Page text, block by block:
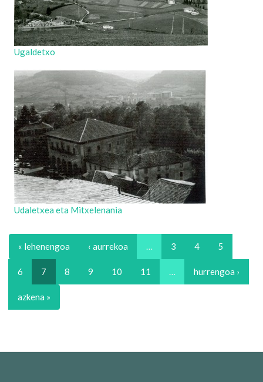
Ugaldetxo
Udaletxea eta Mitxelenania
« lehenengoa ‹ aurrekoa … 3 4 5
6 7 8 9 10 11 … hurrengoa ›
azkena »